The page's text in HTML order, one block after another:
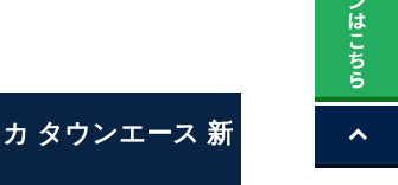
タウンエース 新